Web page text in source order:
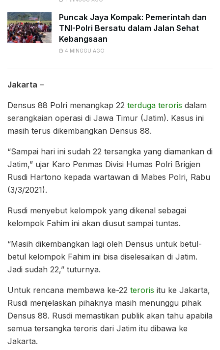
Puncak Jaya Kompak: Pemerintah dan
TNI-Polri Bersatu dalam Jalan Sehat
Kebangsaan
4 MINGGU AGO
Jakarta –
Densus 88 Polri menangkap 22 terduga teroris dalam
serangkaian operasi di Jawa Timur (Jatim). Kasus ini
masih terus dikembangkan Densus 88.
“Sampai hari ini sudah 22 tersangka yang diamankan di
Jatim,” ujar Karo Penmas Divisi Humas Polri Brigjen
Rusdi Hartono kepada wartawan di Mabes Polri, Rabu
(3/3/2021).
Rusdi menyebut kelompok yang dikenal sebagai
kelompok Fahim ini akan diusut sampai tuntas.
“Masih dikembangkan lagi oleh Densus untuk betul-
betul kelompok Fahim ini bisa diselesaikan di Jatim.
Jadi sudah 22,” tuturnya.
Untuk rencana membawa ke-22 teroris itu ke Jakarta,
Rusdi menjelaskan pihaknya masih menunggu pihak
Densus 88. Rusdi memastikan publik akan tahu apabila
semua tersangka teroris dari Jatim itu dibawa ke
Jakarta.